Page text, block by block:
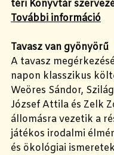
téri Könyvtár
További információ
Tavasz van gyönyörű
A tavasz
napon klasszikus
Weöres Sándor,
József Attila és Zelk
állomásra vezetik a
játékos irodalmi
és ökológiai